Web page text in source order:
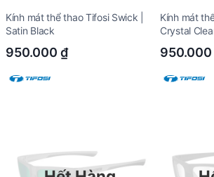
Kính mát thể thao Tifosi Swick |
Satin Black
950.000 ₫
Kính mát
Crystal
950.000